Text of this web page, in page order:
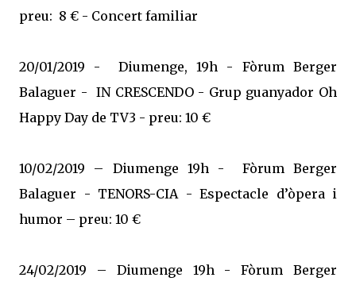
preu: 8 € - Concert familiar
20/01/2019 - Diumenge, 19h - Fòrum Berger
Balaguer - IN CRESCENDO - Grup guanyador Oh
Happy Day de TV3 - preu: 10 €
10/02/2019 – Diumenge 19h - Fòrum Berger
Balaguer - TENORS-CIA - Espectacle d’òpera i
humor – preu: 10 €
24/02/2019 – Diumenge 19h - Fòrum Berger